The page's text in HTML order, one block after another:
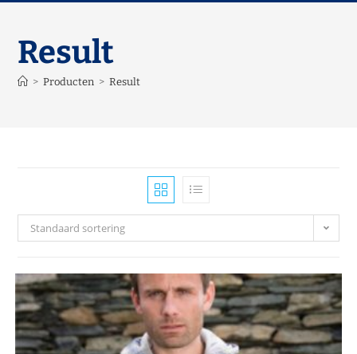
Result
> Producten > Result
Standaard sortering